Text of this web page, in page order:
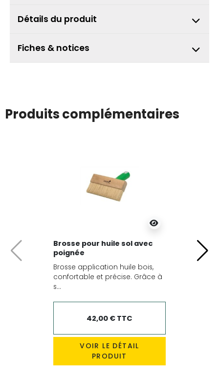
Détails du produit
Fiches & notices
Produits complémentaires
Brosse pour huile sol avec
poignée
Brosse application huile bois,
confortable et précise. Grâce à
s...
42,00 € TTC
VOIR LE DÉTAIL
PRODUIT
Précédent